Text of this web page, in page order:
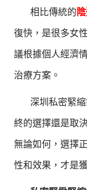
相比傳統的
復快，是很多女
議根據個人經濟
治療方案。
深圳私密緊
終的選擇還是取
無論如何，選擇
性和效果，才是